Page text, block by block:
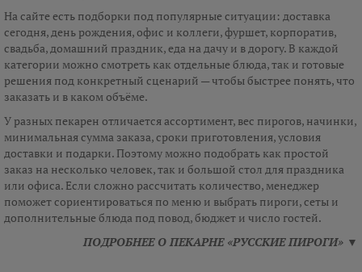
На сайте есть подборки под популярные ситуации: доставка
сегодня, день рождения, офис и коллеги, фуршет, корпоратив,
свадьба, домашний праздник, еда на дачу и в дорогу. В каждой
категории можно смотреть как отдельные блюда, так и готовые
решения под конкретный сценарий — чтобы быстрее понять, что
заказать и в каком объёме.
У разных пекарен отличается ассортимент, вес пирогов, начинки,
минимальная сумма заказа, сроки приготовления, условия
доставки и подарки. Поэтому можно подобрать как простой
заказ на несколько человек, так и большой стол для праздника
или офиса. Если сложно рассчитать количество, менеджер
поможет сориентироваться по меню и выбрать пироги, сеты и
дополнительные блюда под повод, бюджет и число гостей.
ПОДРОБНЕЕ О ПЕКАРНЕ «РУССКИЕ ПИРОГИ» ▼